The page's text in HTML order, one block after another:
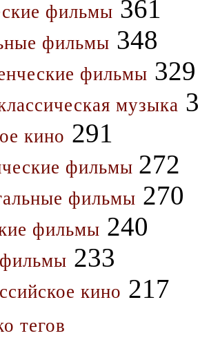
фильмы 361
фильмы 348
фильмы 329
музыка
кино 291
фильмы 272
фильмы 270
фильмы 240
233
кино 217
тегов